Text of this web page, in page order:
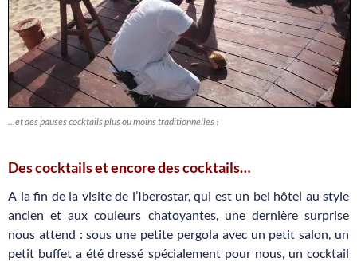
…et des pauses cocktails plus ou moins traditionnelles !
Des cocktails et encore des cocktails…
A la fin de la visite de l’Iberostar, qui est un bel hôtel au style
ancien et aux couleurs chatoyantes, une dernière surprise
nous attend : sous une petite pergola avec un petit salon, un
petit buffet a été dressé spécialement pour nous, un cocktail